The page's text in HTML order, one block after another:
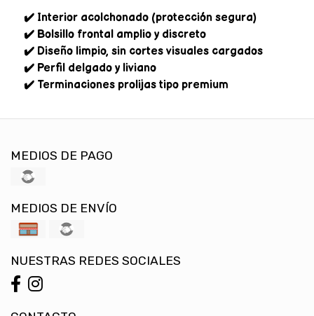
✔️ Interior acolchonado (protección segura)
✔️ Bolsillo frontal amplio y discreto
✔️ Diseño limpio, sin cortes visuales cargados
✔️ Perfil delgado y liviano
✔️ Terminaciones prolijas tipo premium
MEDIOS DE PAGO
MEDIOS DE ENVÍO
NUESTRAS REDES SOCIALES